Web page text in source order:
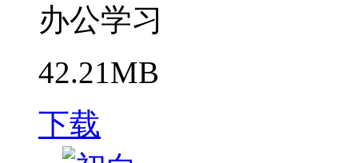
办公学习
42.21MB
下载